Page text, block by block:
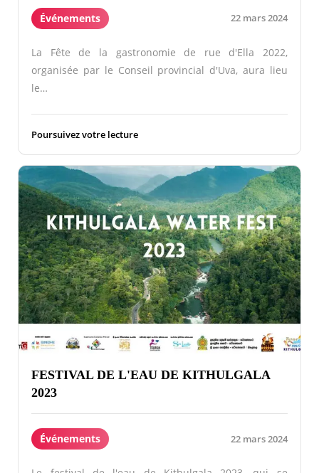
Événements 22 mars 2024
La Fête de la gastronomie de rue d'Ella 2022,
organisée par le Conseil provincial d'Uva, aura lieu
le…
Poursuivez votre lecture
FESTIVAL DE L'EAU DE KITHULGALA
2023
Événements 22 mars 2024